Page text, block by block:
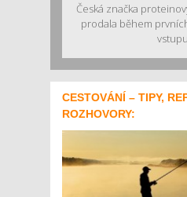
Česká značka
prodala během
CESTOVÁNÍ – TIPY,
ROZHOVORY: